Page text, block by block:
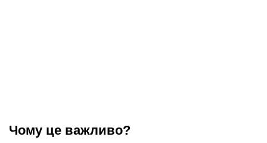
Чому це важливо?